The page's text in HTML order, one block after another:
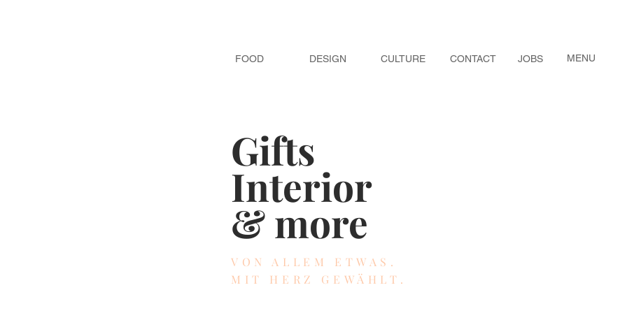
FOOD DESIGN CULTURE CONTACT JOBS MENU
Gifts
Interior
& more
VON ALLEM ETWAS.
MIT HERZ GEWÄHLT.